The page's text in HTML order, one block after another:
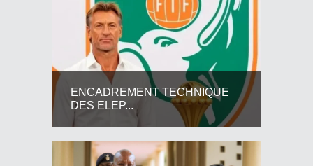
ENCADREMENT TECHNIQUE
DES ELEP...